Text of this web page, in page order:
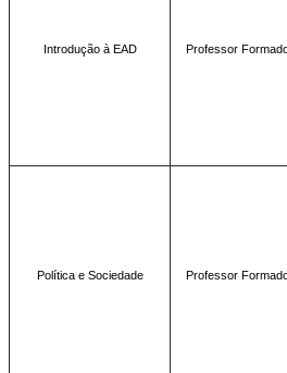
Introdução à EAD Professor
Política e Sociedade Professor